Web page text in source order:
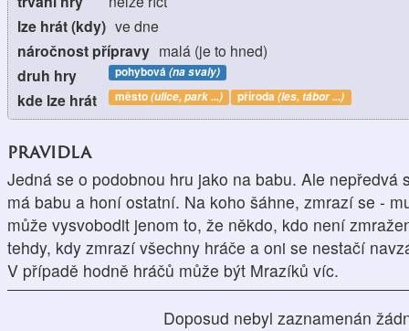
lze hrát (kdy) ve dne
náročnost přípravy malá (je to hned)
druh hry pohybová(na svaly)
kde lze hrát město(ulice, park ...) příroda(les, tábor ...)
pravidla
Jedná se o podobnou hru jako na babu. Ale nepředvá
má babu a honí ostatní. Na koho šáhne, zmrazí se -
může vysvobodit jenom to, že někdo, kdo není
tehdy, kdy zmrazí všechny hráče a oni se nestačí
V případě hodně hráčů může být Mrazíků víc.
Doposud nebyl zaznamenán